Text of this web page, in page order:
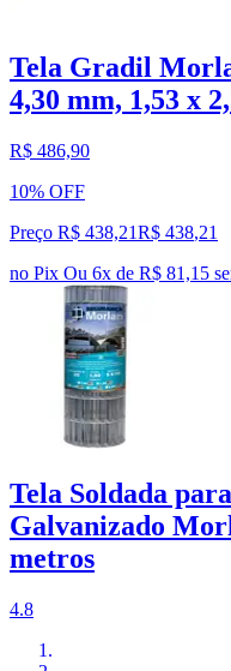
Tela Gradil
4,30 mm, 1,53 x
R$ 486,90
10% OFF
Preço R$ 438,21R$ 438,21
no Pix Ou 6x de R$ 81,15
Tela Soldada
Galvanizado
metros
4.8